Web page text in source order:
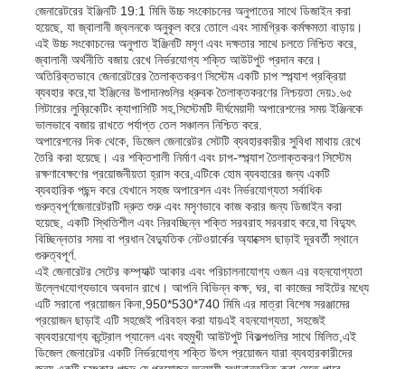
বাড়ি
পণ্য
ভিডিও
জেনারেটরের ইঞ্জিনটি 19:1 মিমি উচ্চ সংকোচনের অনুপাতের সাথে ডিজাইন করা
হয়েছে, যা জ্বালানী জ্বলনকে অনুকূল করে তোলে এবং সামগ্রিক কর্মক্ষমতা বাড়ায়।
এই উচ্চ সংকোচনের অনুপাত ইঞ্জিনটি মসৃণ এবং দক্ষতার সাথে চলতে নিশ্চিত করে,
জ্বালানী অর্থনীতি বজায় রেখে নির্ভরযোগ্য শক্তি আউটপুট প্রদান করে।
অতিরিক্তভাবে জেনারেটরের তৈলাক্তকরণ সিস্টেম একটি চাপ স্প্ল্যাশ প্রক্রিয়া
ব্যবহার করে,যা ইঞ্জিনের উপাদানগুলির ধ্রুবক তৈলাক্তকরণের নিশ্চয়তা দেয়১.৬৫
লিটারের লুব্রিকেটিং ক্যাপাসিটি সহ,সিস্টেমটি দীর্ঘমেয়াদী অপারেশনের সময় ইঞ্জিনকে
ভালভাবে বজায় রাখতে পর্যাপ্ত তেল সঞ্চালন নিশ্চিত করে.
অপারেশনের দিক থেকে, ডিজেল জেনারেটর সেটটি ব্যবহারকারীর সুবিধা মাথায় রেখে
তৈরি করা হয়েছে। এর শক্তিশালী নির্মাণ এবং চাপ-স্প্ল্যাশ তৈলাক্তকরণ সিস্টেম
রক্ষণাবেক্ষণের প্রয়োজনীয়তা হ্রাস করে,এটিকে হোম ব্যবহারের জন্য একটি
ব্যবহারিক পছন্দ করে যেখানে সহজ অপারেশন এবং নির্ভরযোগ্যতা সর্বাধিক
গুরুত্বপূর্ণজেনারেটরটি দ্রুত শুরু এবং মসৃণভাবে কাজ করার জন্য ডিজাইন করা
হয়েছে, একটি স্থিতিশীল এবং নিরবচ্ছিন্ন শক্তি সরবরাহ সরবরাহ করে,যা বিদ্যুৎ
বিচ্ছিন্নতার সময় বা প্রধান বৈদ্যুতিক নেটওয়ার্কের অ্যাক্সেস ছাড়াই দূরবর্তী স্থানে
গুরুত্বপূর্ণ.
এই জেনারেটর সেটের কম্প্যাক্ট আকার এবং পরিচালনাযোগ্য ওজন এর বহনযোগ্যতা
উল্লেখযোগ্যভাবে অবদান রাখে। আপনি বিভিন্ন কক্ষ, ঘর, বা কাজের সাইটের মধ্যে
এটি সরানো প্রয়োজন কিনা,950*530*740 মিমি এর মাত্রা বিশেষ সরঞ্জামের
প্রয়োজন ছাড়াই এটি সহজেই পরিবহন করা যায়এই বহনযোগ্যতা, সহজেই
ব্যবহারযোগ্য কন্ট্রোল প্যানেল এবং বহুমুখী আউটপুট বিকল্পগুলির সাথে মিলিত,এই
ডিজেল জেনারেটর একটি নির্ভরযোগ্য শক্তি উৎস প্রয়োজন যারা ব্যবহারকারীদের